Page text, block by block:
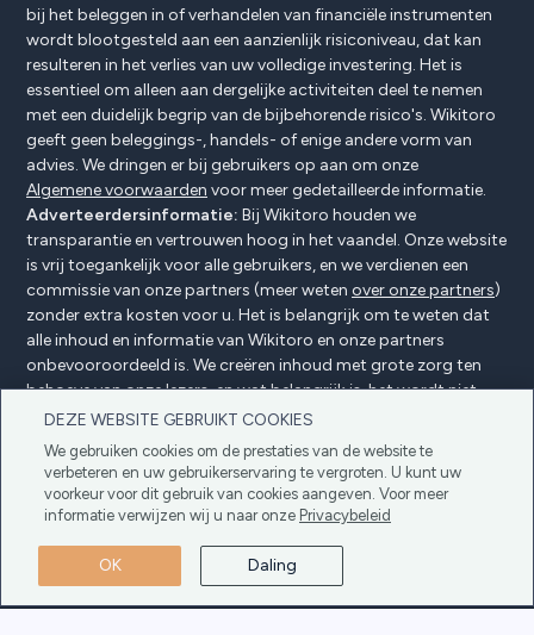
DEZE WEBSITE GEBRUIKT COOKIES
We gebruiken cookies om de prestaties van de website te
verbeteren en uw gebruikerservaring te vergroten. U kunt uw
voorkeur voor dit gebruik van cookies aangeven. Voor meer
informatie verwijzen wij u naar onze Privacybeleid
OK Daling
bij het beleggen in of verhandelen van financiële instrumenten
wordt blootgesteld aan een aanzienlijk risiconiveau, dat kan
resulteren in het verlies van uw volledige investering. Het is
essentieel om alleen aan dergelijke activiteiten deel te nemen
met een duidelijk begrip van de bijbehorende risico's. Wikitoro
geeft geen beleggings-, handels- of enige andere vorm van
advies. We dringen er bij gebruikers op aan om onze
Algemene voorwaarden voor meer gedetailleerde informatie.
Adverteerdersinformatie: Bij Wikitoro houden we
transparantie en vertrouwen hoog in het vaandel. Onze website
is vrij toegankelijk voor alle gebruikers, en we verdienen een
commissie van onze partners (meer weten over onze partners)
zonder extra kosten voor u. Het is belangrijk om te weten dat
alle inhoud en informatie van Wikitoro en onze partners
onbevooroordeeld is. We creëren inhoud met grote zorg ten
behoeve van onze lezers, en wat belangrijk is, het wordt niet
beïnvloed door enige compensatieovereenkomsten met onze
partners.
Copyright © 2025 Wikitoro Alle rechten
voorbehouden
Adverteerders OpenbaarmakingPrivacybeleid
Cookiebeleid
Algemene voorwaarden